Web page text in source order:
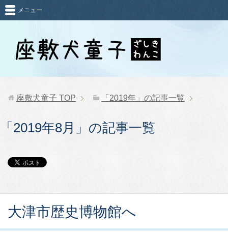
メニュー
座敷犬童子 TOP 「2019年」の記事一覧
「2019年8月」の記事一覧
大津市歴史博物館へ